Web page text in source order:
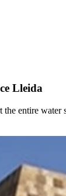
Lleida
the entire water